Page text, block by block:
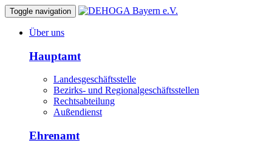
Toggle navigation
Über uns
Hauptamt
Landesgeschäftsstelle
Bezirks- und Regionalgeschäftsstellen
Rechtsabteilung
Außendienst
Ehrenamt